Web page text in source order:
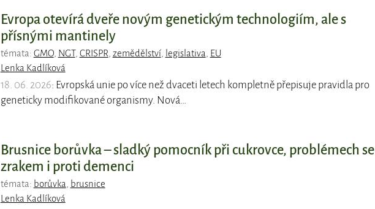
Evropa otevírá dveře novým genetickým technologiím, ale s
přísnými mantinely
témata: GMO, NGT, CRISPR zemědělství, legislativa
EU
Lenka Kadlíková
18. 06. 2026: Evropská unie po více než dvaceti letech kompletně přepisuje pravidla pro
geneticky modifikované organismy. Nová…
Brusnice borůvka – sladký pomocník při cukrovce, problémech se
zrakem i proti demenci
témata: borůvka
brusnice
Lenka Kadlíková